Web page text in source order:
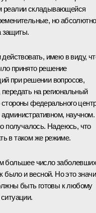
реалии складывающейся
но абсолютно
защиты.
имею в виду,
принято решение
при решении вопросов,
на региональный
федерального
научном.
получалось. Надеюсь, что
в таком же режиме.
большее число
было и весной. Но это
быть готовы к любому